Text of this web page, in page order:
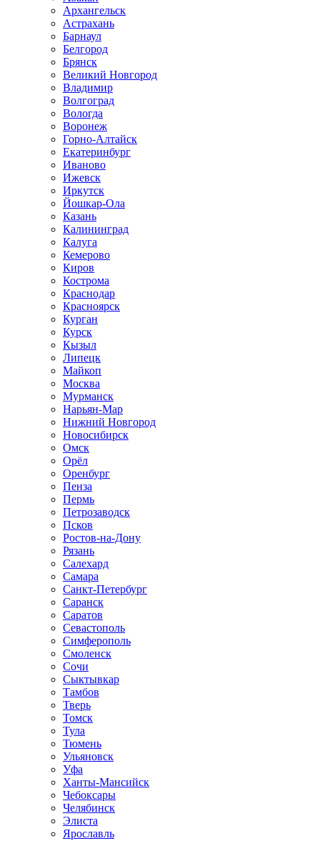
Архангельск
Астрахань
Барнаул
Белгород
Брянск
Великий Новгород
Владимир
Волгоград
Вологда
Воронеж
Горно-Алтайск
Екатеринбург
Иваново
Ижевск
Иркутск
Йошкар-Ола
Казань
Калининград
Калуга
Кемерово
Киров
Кострома
Краснодар
Красноярск
Курган
Курск
Кызыл
Липецк
Майкоп
Москва
Мурманск
Нарьян-Мар
Нижний Новгород
Новосибирск
Омск
Орёл
Оренбург
Пенза
Пермь
Петрозаводск
Псков
Ростов-на-Дону
Рязань
Салехард
Самара
Санкт-Петербург
Саранск
Саратов
Севастополь
Симферополь
Смоленск
Сочи
Сыктывкар
Тамбов
Тверь
Томск
Тула
Тюмень
Ульяновск
Уфа
Ханты-Мансийск
Чебоксары
Челябинск
Элиста
Ярославль